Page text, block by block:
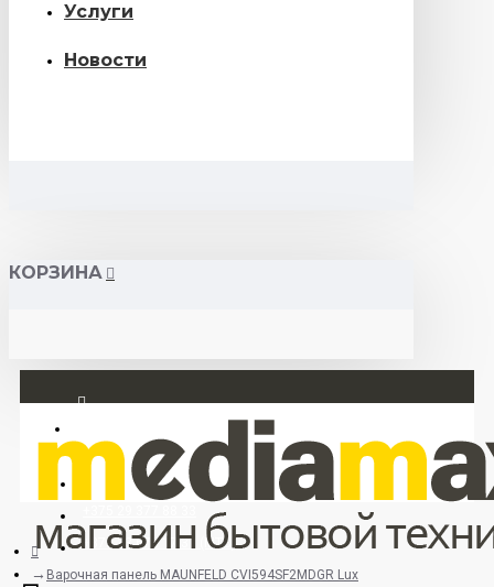
Услуги
Новости
КОРЗИНА
Регистрация
+375 33 673 17 31 (МТС)
Варочная панель MAUNFELD CVI594SF2MDGR Lux